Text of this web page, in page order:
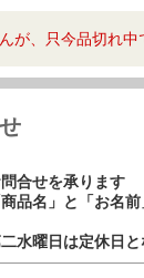
が、只今品切れ中
合せを承ります
商品名」と「お名
水曜日は定休日と